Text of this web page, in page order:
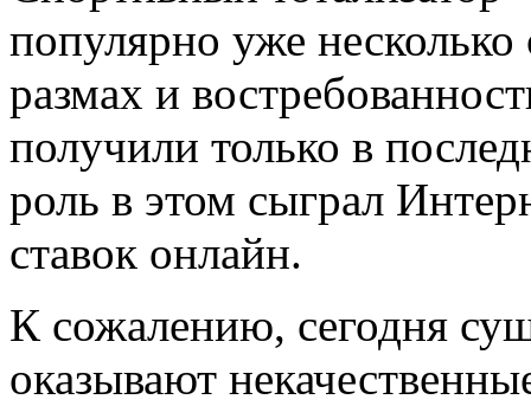
популярно уже
размах и
получили только в
роль в этом сыграл
ставок онлайн.
К сожалению, сегодня
оказывают